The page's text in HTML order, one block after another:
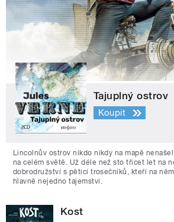
Tajuplný ostrov
Koupit
Lincolnův ostrov nikdo nikdy na mapě
na celém světě. Už déle než sto třicet let na
dobrodružství s pěticí trosečníků, kteří na
hlavně nejedno tajemství.
Kost